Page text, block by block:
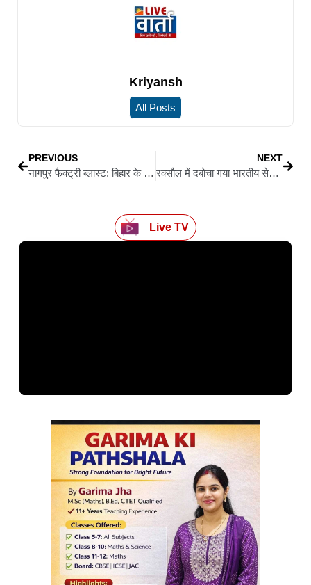
Kriyansh
All Posts
PREVIOUS
नागपुर फैक्ट्री ब्लास्ट: बिहार के 6 मजदूरों की दर्दनाक मौत, मुख्यमंत्री ने 02-02 लाख रूपये देने की घोषणा
NEXT
रक्सौल में दबोचा गया भारतीय सेना से फरार नार्को आतंक का मास्टरमाइंड, पाकिस्तान कनेक्शन आया सामने
Live TV